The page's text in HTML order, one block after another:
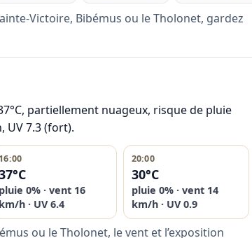
Victoire, Bibémus ou le Tholonet, gardez
partiellement nuageux, risque de pluie
UV 7.3 (fort).
16:00
pluie 0% · vent 16
km/h · UV 6.4
20:00
30°C
pluie 0% · vent 14
km/h · UV 0.9
ou le Tholonet, le vent et l’exposition